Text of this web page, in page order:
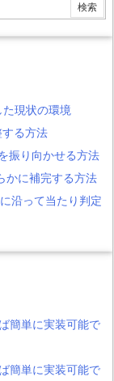
現状の環境
する方法
振り向かせる方法
かに補完する方法
沿って当たり判定
簡単に実装可能で
簡単に実装可能で